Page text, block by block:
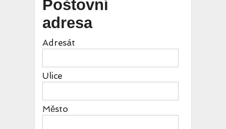
Poštovní
adresa
Adresát
Ulice
Město